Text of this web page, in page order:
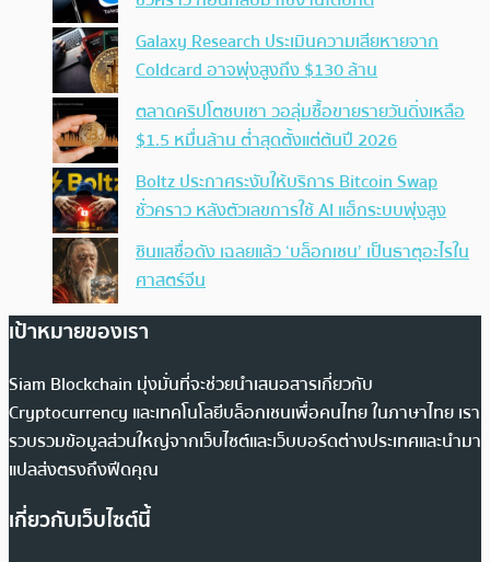
Galaxy Research ประเมินความเสียหายจาก
Coldcard อาจพุ่งสูงถึง $130 ล้าน
ตลาดคริปโตซบเซา วอลุ่มซื้อขายรายวันดิ่งเหลือ
$1.5 หมื่นล้าน ต่ำสุดตั้งแต่ต้นปี 2026
Boltz ประกาศระงับให้บริการ Bitcoin Swap
ชั่วคราว หลังตัวเลขการใช้ AI แฮ็กระบบพุ่งสูง
ซินแสชื่อดัง เฉลยแล้ว ‘บล็อกเชน’ เป็นธาตุอะไรใน
ศาสตร์จีน
เป้าหมายของเรา
Siam Blockchain มุ่งมั่นที่จะช่วยนำเสนอสารเกี่ยวกับ
Cryptocurrency และเทคโนโลยีบล็อกเชนเพื่อคนไทย ในภาษาไทย เรา
รวบรวมข้อมูลส่วนใหญ่จากเว็บไซต์และเว็บบอร์ดต่างประเทศและนำมา
แปลส่งตรงถึงฟีดคุณ
เกี่ยวกับเว็บไซต์นี้